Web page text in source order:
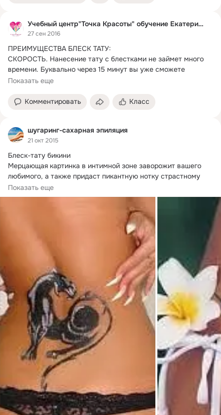
Учебный центр"Точка Красоты" обучение Екатеринбург
27 сен 2016
ПРЕИМУЩЕСТВА БЛЕСК ТАТУ:
СКОРОСТЬ. Нанесение тату с блестками не займет много
времени. Буквально через 15 минут вы уже сможете
похвастаться изысканным украшением.
Показать еще
Комментировать Класс
шугаринг-сахарная эпиляция
21 окт 2015
Блеск-тату бикини
Мерцающая картинка в интимной зоне заворожит вашего
любимого, а также придаст пикантную нотку страстному
свиданию.
Показать еще